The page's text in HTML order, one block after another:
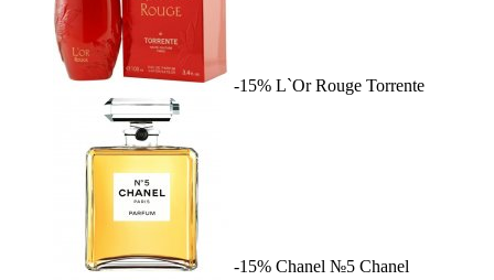
-15% L`Or Rouge Torrente
-15% Chanel №5 Chanel